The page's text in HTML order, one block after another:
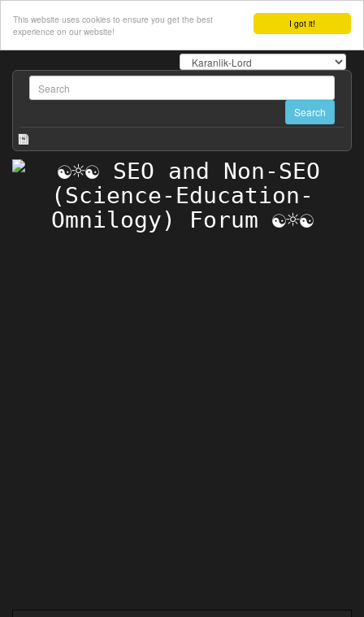
I got it!
This website uses cookies to ensure you get the best
experience on our website!